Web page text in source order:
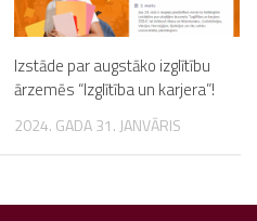
Izstāde par augstāko izglītību
ārzemēs “Izglītība un karjera”!
2024. GADA 31. JANVĀRIS